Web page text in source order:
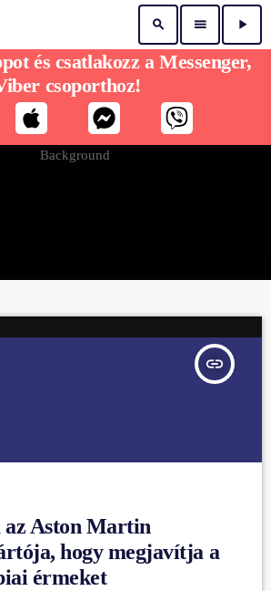
search menu play_arrow
insert_link
Aston Martin
hogy megjavítja a
érmeket
és csatlakozz a Messenger,
csoporthoz!